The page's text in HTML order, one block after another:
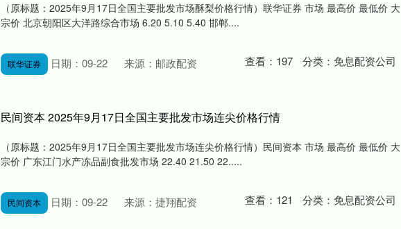
（原标题：2025年9月17日全国主要批发市场酥梨价格行情）联华证券 市场 最高价 最低价 大
宗价 北京朝阳区大洋路综合市场 6.20 5.10 5.40 邯郸....
联华证券 日期：09-22 来源：邮政配资 查看： 197 分类： 免息配资公司
民间资本 2025年9月17日全国主要批发市场连尖价格行情
（原标题：2025年9月17日全国主要批发市场连尖价格行情）民间资本 市场 最高价 最低价 大
宗价 广东江门水产冻品副食批发市场 22.40 21.50 22.....
民间资本 日期：09-22 来源：捷翔配资 查看： 121 分类： 免息配资公司